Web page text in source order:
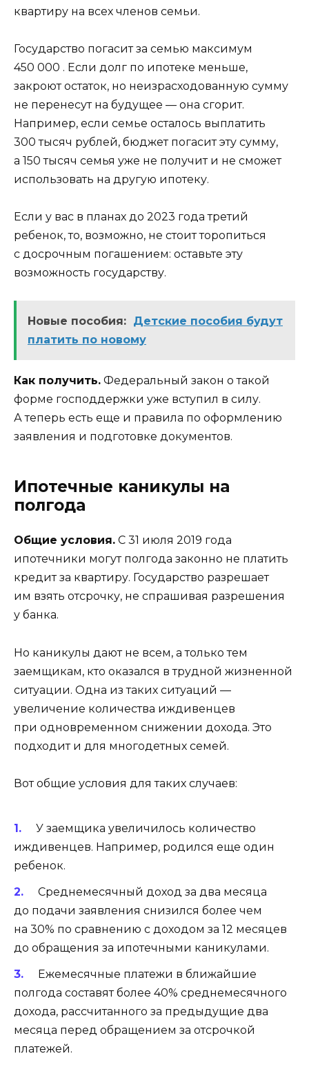
квартиру на всех членов семьи.
Государство погасит за семью максимум
450 000 . Если долг по ипотеке меньше,
закроют остаток, но неизрасходованную сумму
не перенесут на будущее — она сгорит.
Например, если семье осталось выплатить
300 тысяч рублей, бюджет погасит эту сумму,
а 150 тысяч семья уже не получит и не сможет
использовать на другую ипотеку.
Если у вас в планах до 2023 года третий
ребенок, то, возможно, не стоит торопиться
с досрочным погашением: оставьте эту
возможность государству.
Новые пособия: Детские пособия будут
платить по новому
Как получить. Федеральный закон о такой
форме господдержки уже вступил в силу.
А теперь есть еще и правила по оформлению
заявления и подготовке документов.
Ипотечные каникулы на
полгода
Общие условия. С 31 июля 2019 года
ипотечники могут полгода законно не платить
кредит за квартиру. Государство разрешает
им взять отсрочку, не спрашивая разрешения
у банка.
Но каникулы дают не всем, а только тем
заемщикам, кто оказался в трудной жизненной
ситуации. Одна из таких ситуаций —
увеличение количества иждивенцев
при одновременном снижении дохода. Это
подходит и для многодетных семей.
Вот общие условия для таких случаев:
У заемщика увеличилось количество
иждивенцев. Например, родился еще один
ребенок.
Среднемесячный доход за два месяца
до подачи заявления снизился более чем
на 30% по сравнению с доходом за 12 месяцев
до обращения за ипотечными каникулами.
Ежемесячные платежи в ближайшие
полгода составят более 40% среднемесячного
дохода, рассчитанного за предыдущие два
месяца перед обращением за отсрочкой
платежей.